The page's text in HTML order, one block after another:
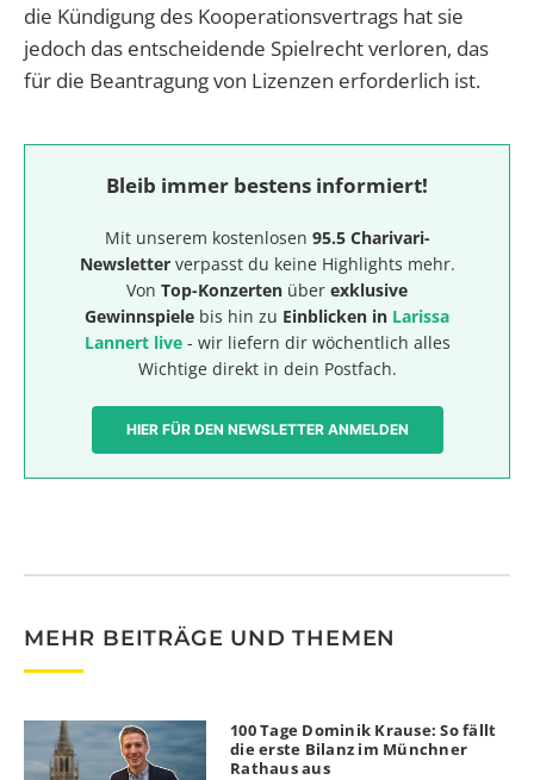
die Kündigung des Kooperationsvertrags hat sie
jedoch das entscheidende Spielrecht verloren, das
für die Beantragung von Lizenzen erforderlich ist.
Bleib immer bestens informiert!
Mit unserem kostenlosen 95.5 Charivari-
Newsletterverpasst du keine Highlights mehr.
Von Top-Konzerten über exklusive
Gewinnspiele bis hin zu Einblicken in Larissa
Lannert live- wir liefern dir wöchentlich alles
Wichtige direkt in dein Postfach.
HIER FÜR DEN NEWSLETTER ANMELDEN
MEHR BEITRÄGE UND THEMEN
100 Tage Dominik Krause: So fällt
die erste Bilanz im Münchner
Rathaus aus